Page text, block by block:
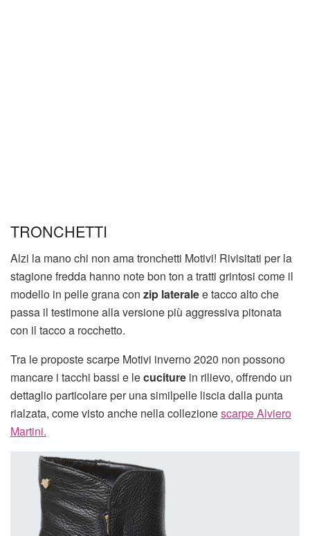
TRONCHETTI
Alzi la mano chi non ama tronchetti Motivi! Rivisitati per la
stagione fredda hanno note bon ton a tratti grintosi come il
modello in pelle grana con zip lateralee tacco alto che
passa il testimone alla versione più aggressiva pitonata
con il tacco a rocchetto.
Tra le proposte scarpe Motivi inverno 2020 non possono
mancare i tacchi bassi e lecuciture in rilievo, offrendo un
dettaglio particolare per una similpelle liscia dalla punta
rialzata, come visto anche nella collezionescarpe Alviero
Martini.